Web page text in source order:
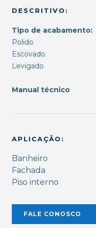
DESCRITIVO:
Tipo de acabamento:
Polido
Escovado
Levigado
Manual técnico
APLICAÇÃO:
Banheiro
Fachada
Piso interno
FALE CONOSCO